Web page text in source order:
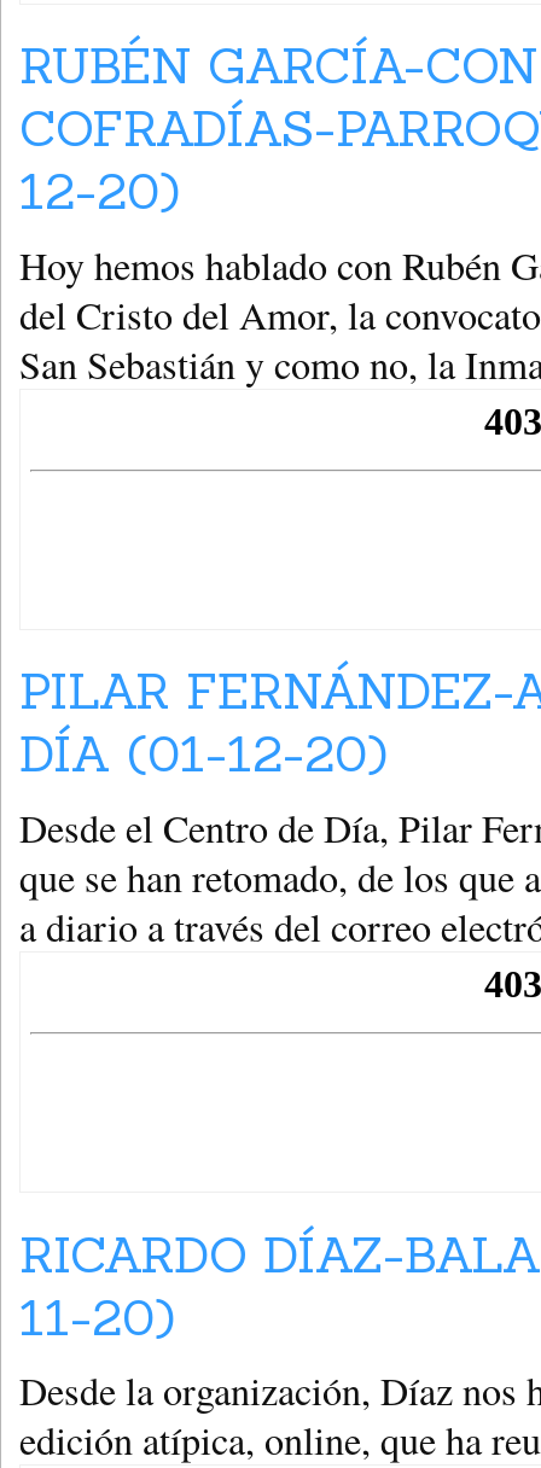
RUBÉN GARCÍA-
COFRADÍAS-
12-20)
Hoy hemos hablado con Rubén
del Cristo del Amor, la
San Sebastián y como no, la
PILAR FERNÁNDEZ-
DÍA (01-12-20)
Desde el Centro de Día, Pilar
que se han retomado, de los que
a diario a través del correo
RICARDO DÍAZ-
11-20)
Desde la organización, Díaz nos
edición atípica, online, que ha